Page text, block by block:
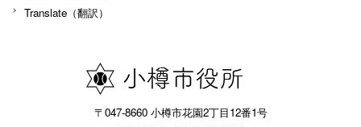
Translate（翻訳）
〒047-8660 小樽市花園2丁目12番1号